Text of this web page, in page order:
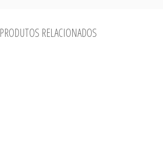
PRODUTOS RELACIONADOS